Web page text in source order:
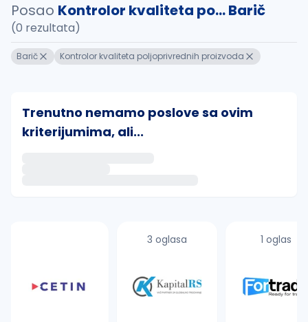
Posao Kontrolor kvaliteta po... Barič
(0 rezultata)
Barič Kontrolor kvaliteta poljoprivrednih proizvoda
Trenutno nemamo poslove sa ovim
kriterijumima, ali...
proverite pravopisne greške (koristite č, ć, š, đ,
3 oglasa 1 oglas